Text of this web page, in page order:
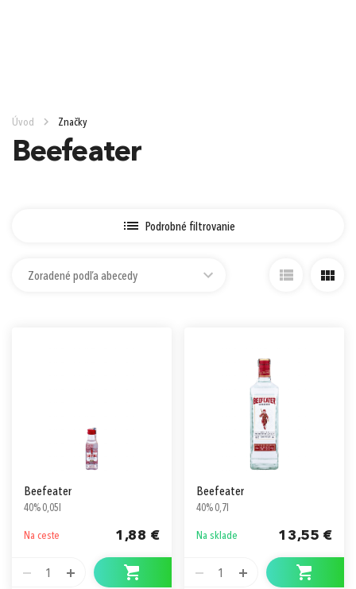
Prihlásiť sa cez Apple ID
Úvod Značky
Beefeater
Podrobné filtrovanie
Zoradené podľa abecedy
Beefeater
40% 0,05l
Na ceste 1,88 €
1
Beefeater
40% 0,7l
Na sklade 13,55 €
1